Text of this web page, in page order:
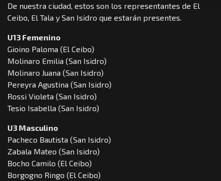
De nuestra ciudad, estos son los representantes de El
Ceibo, El Tala y San Isidro que estarán presentes.
U13 Femenino
Gioino Paloma (El Ceibo)
Molinaro Emilia (San Isidro)
Molinaro Juana (San Isidro)
Pereyra Agustina (San Isidro)
Rossi Violeta (San Isidro)
Tesio Isabella (San Isidro)
U3 Masculino
Pacheco Bautista (San Isidro)
Zabala Mateo (San Isidro)
Bocho Camilo (El Ceibo)
Borgogno Ringo (El Ceibo)